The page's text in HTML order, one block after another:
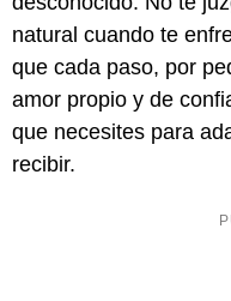
natural cuando te
que cada paso, por
amor propio y de
que necesites para
recibir.